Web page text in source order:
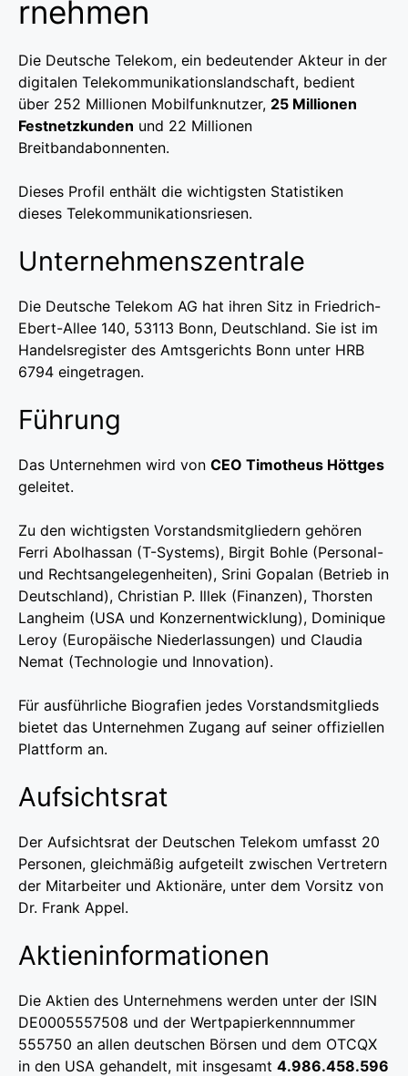
rnehmen
Die Deutsche Telekom, ein bedeutender Akteur in der
digitalen Telekommunikationslandschaft, bedient
über 252 Millionen Mobilfunknutzer, 25 Millionen
Festnetzkunden und 22 Millionen
Breitbandabonnenten.
Dieses Profil enthält die wichtigsten Statistiken
dieses Telekommunikationsriesen.
Unternehmenszentrale
Die Deutsche Telekom AG hat ihren Sitz in Friedrich-
Ebert-Allee 140, 53113 Bonn, Deutschland. Sie ist im
Handelsregister des Amtsgerichts Bonn unter HRB
6794 eingetragen.
Führung
Das Unternehmen wird von CEO Timotheus Höttges
geleitet.
Zu den wichtigsten Vorstandsmitgliedern gehören
Ferri Abolhassan (T-Systems), Birgit Bohle (Personal-
und Rechtsangelegenheiten), Srini Gopalan (Betrieb in
Deutschland), Christian P. Illek (Finanzen), Thorsten
Langheim (USA und Konzernentwicklung), Dominique
Leroy (Europäische Niederlassungen) und Claudia
Nemat (Technologie und Innovation).
Für ausführliche Biografien jedes Vorstandsmitglieds
bietet das Unternehmen Zugang auf seiner offiziellen
Plattform an.
Aufsichtsrat
Der Aufsichtsrat der Deutschen Telekom umfasst 20
Personen, gleichmäßig aufgeteilt zwischen Vertretern
der Mitarbeiter und Aktionäre, unter dem Vorsitz von
Dr. Frank Appel.
Aktieninformationen
Die Aktien des Unternehmens werden unter der ISIN
DE0005557508 und der Wertpapierkennnummer
555750 an allen deutschen Börsen und dem OTCQX
in den USA gehandelt, mit insgesamt 4.986.458.596